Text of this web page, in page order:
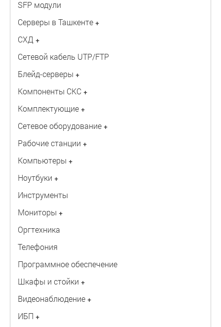
SFP модули
Серверы в Ташкенте +
СХД +
Сетевой кабель UTP/FTP
Блейд-серверы +
Компоненты СКС +
Комплектующие +
Сетевое оборудование +
Рабочие станции +
Компьютеры +
Ноутбуки +
Инструменты
Мониторы +
Оргтехника
Телефония
Программное обеспечение
Шкафы и стойки +
Видеонаблюдение +
ИБП +